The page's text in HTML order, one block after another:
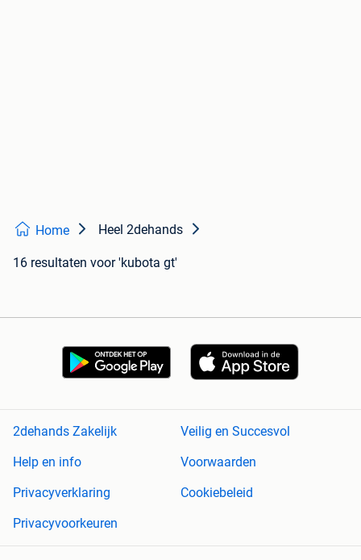
Home Heel 2dehands
16 resultaten voor 'kubota gt'
2dehands Zakelijk
Veilig en Succesvol
Help en info
Voorwaarden
Privacyverklaring
Cookiebeleid
Privacyvoorkeuren